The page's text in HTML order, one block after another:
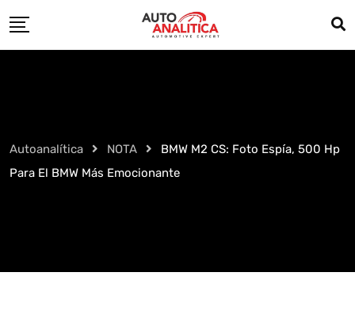
to
Autoanalítica NOTA
BMW M2 CS: Foto Espía, 500 Hp
Para El BMW Más Emocionante